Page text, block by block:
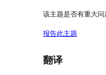
该主题是否有重大问
报告此主题
翻译